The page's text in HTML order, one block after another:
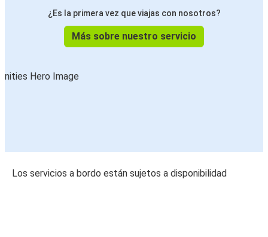
¿Es la primera vez que viajas con nosotros?
Más sobre nuestro servicio
Los servicios a bordo están sujetos a disponibilidad